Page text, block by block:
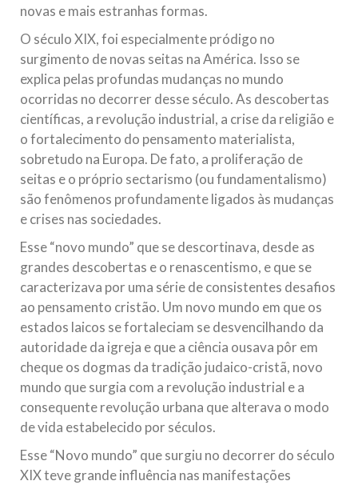
novas e mais estranhas formas.
O século XIX, foi especialmente pródigo no
surgimento de novas seitas na América. Isso se
explica pelas profundas mudanças no mundo
ocorridas no decorrer desse século. As descobertas
científicas, a revolução industrial, a crise da religião e
o fortalecimento do pensamento materialista,
sobretudo na Europa. De fato, a proliferação de
seitas e o próprio sectarismo (ou fundamentalismo)
são fenômenos profundamente ligados às mudanças
e crises nas sociedades.
Esse “novo mundo” que se descortinava, desde as
grandes descobertas e o renascentismo, e que se
caracterizava por uma série de consistentes desafios
ao pensamento cristão. Um novo mundo em que os
estados laicos se fortaleciam se desvencilhando da
autoridade da igreja e que a ciência ousava pôr em
cheque os dogmas da tradição judaico-cristã, novo
mundo que surgia com a revolução industrial e a
consequente revolução urbana que alterava o modo
de vida estabelecido por séculos.
Esse “Novo mundo” que surgiu no decorrer do século
XIX teve grande influência nas manifestações